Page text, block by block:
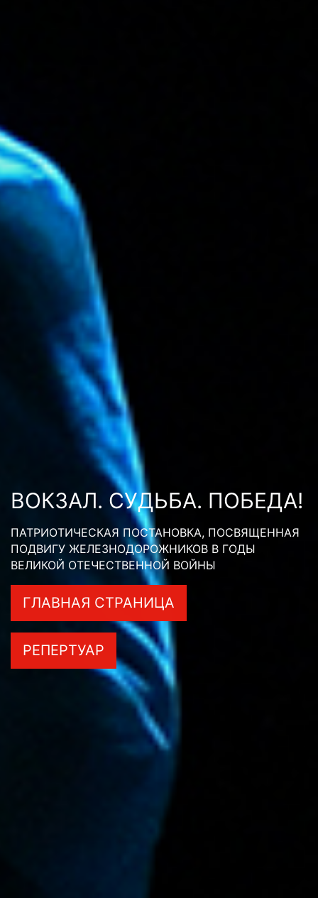
ВОКЗАЛ. СУДЬБА. ПОБЕДА!
ПАТРИОТИЧЕСКАЯ ПОСТАНОВКА, ПОСВЯЩЕННАЯ
ПОДВИГУ ЖЕЛЕЗНОДОРОЖНИКОВ В ГОДЫ
ВЕЛИКОЙ ОТЕЧЕСТВЕННОЙ ВОЙНЫ
ГЛАВНАЯ СТРАНИЦА
РЕПЕРТУАР